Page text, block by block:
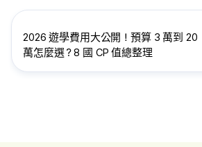
2026 遊學費用大公開！預算 3 萬到 20
萬怎麼選？8 國 CP 值總整理